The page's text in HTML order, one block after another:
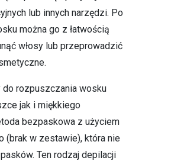
lub innych narzędzi. Po
można go z łatwością
włosy lub przeprowadzić
rozpuszczania wosku
jak i miękkiego
bezpaskowa z użyciem
(brak w zestawie), która nie
Ten rodzaj depilacji